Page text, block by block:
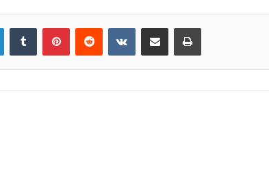
LinkedInTumblr PinterestReddit VKontakteE-Posta ile paylaş Yazdır